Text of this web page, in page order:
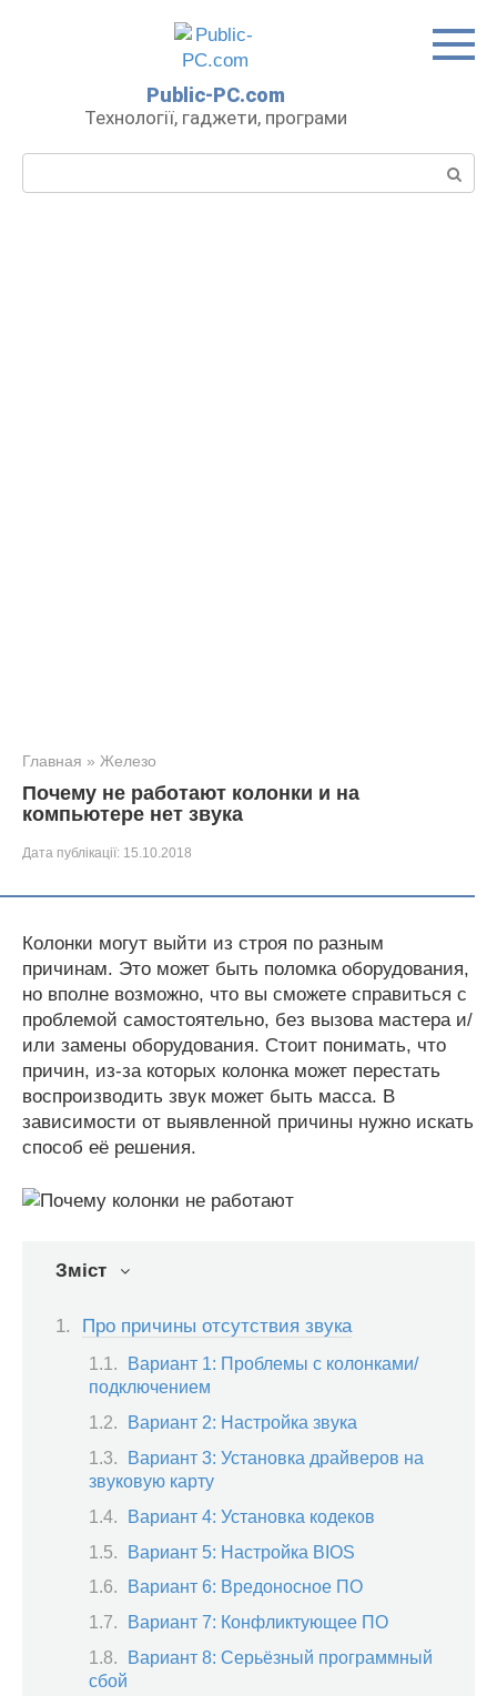
Public-PC.com
Технології, гаджети, програми
Главная » Железо
Почему не работают колонки и на
компьютере нет звука
Дата публікації: 15.10.2018
Колонки могут выйти из строя по разным
причинам. Это может быть поломка оборудования,
но вполне возможно, что вы сможете справиться с
проблемой самостоятельно, без вызова мастера и/
или замены оборудования. Стоит понимать, что
причин, из-за которых колонка может перестать
воспроизводить звук может быть масса. В
зависимости от выявленной причины нужно искать
способ её решения.
Зміст
Про причины отсутствия звука
Вариант 1: Проблемы с колонками/
подключением
Вариант 2: Настройка звука
Вариант 3: Установка драйверов на
звуковую карту
Вариант 4: Установка кодеков
Вариант 5: Настройка BIOS
Вариант 6: Вредоносное ПО
Вариант 7: Конфликтующее ПО
Вариант 8: Серьёзный программный
сбой